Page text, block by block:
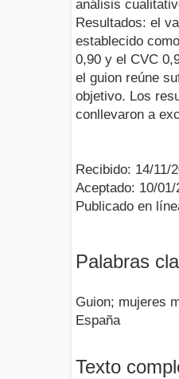
análisis
Resultados: el
establecido
0,90 y el CVC
el guion reúne
objetivo. Los
conllevaron a
Recibido: 14/11/
Aceptado: 10/01/
Publicado en
Palabras
Guion; mujeres
España
Texto